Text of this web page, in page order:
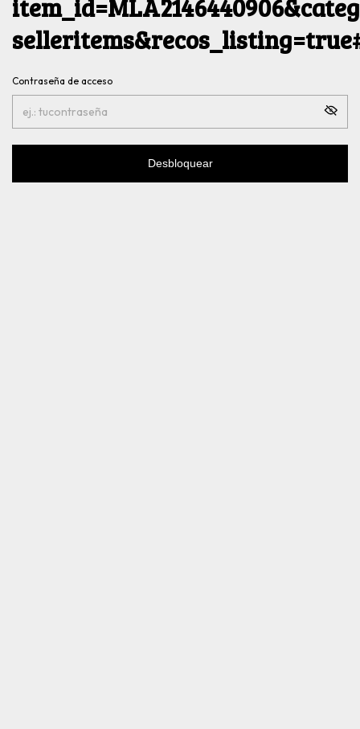
Contraseña de acceso
Desbloquear